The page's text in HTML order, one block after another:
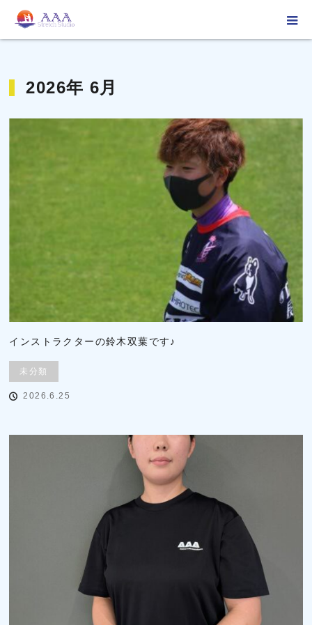
2026年 6月
2026年 6月
インストラクターの鈴木双葉です♪
未分類
2026.6.25